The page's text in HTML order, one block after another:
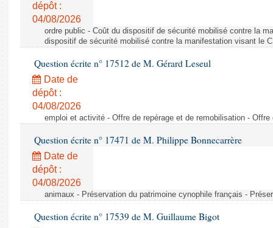
dépôt :
04/08/2026
ordre public - Coût du dispositif de sécurité mobilisé contre la
dispositif de sécurité mobilisé contre la manifestation visant le
Question écrite n° 17512 de M. Gérard Leseul
Date de
dépôt :
04/08/2026
emploi et activité - Offre de repérage et de remobilisation -
Question écrite n° 17471 de M. Philippe Bonnecarrère
Date de
dépôt :
04/08/2026
animaux - Préservation du patrimoine cynophile français -
Question écrite n° 17539 de M. Guillaume Bigot